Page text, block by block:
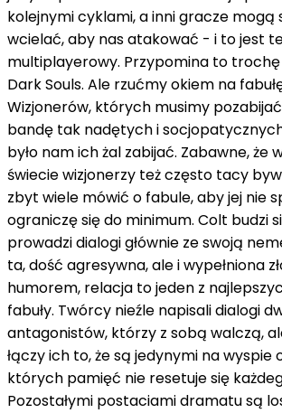
kolejnymi cyklami, a inni gracze mogą
wcielać, aby nas atakować - i to jest
multiplayerowy. Przypomina to trochę
Dark Souls. Ale rzućmy okiem na
Wizjonerów, których musimy
bandę tak nadętych i
było nam ich żal zabijać. Zabawne, że
świecie wizjonerzy też często tacy
zbyt wiele mówić o fabule, aby jej nie
ograniczę się do minimum. Colt budzi
prowadzi dialogi głównie ze swoją
ta, dość agresywna, ale i wypełniona
humorem, relacja to jeden z
fabuły. Twórcy nieźle napisali dialogi
antagonistów, którzy z sobą walczą,
łączy ich to, że są jedynymi na wyspie
których pamięć nie resetuje się
Pozostałymi postaciami dramatu są